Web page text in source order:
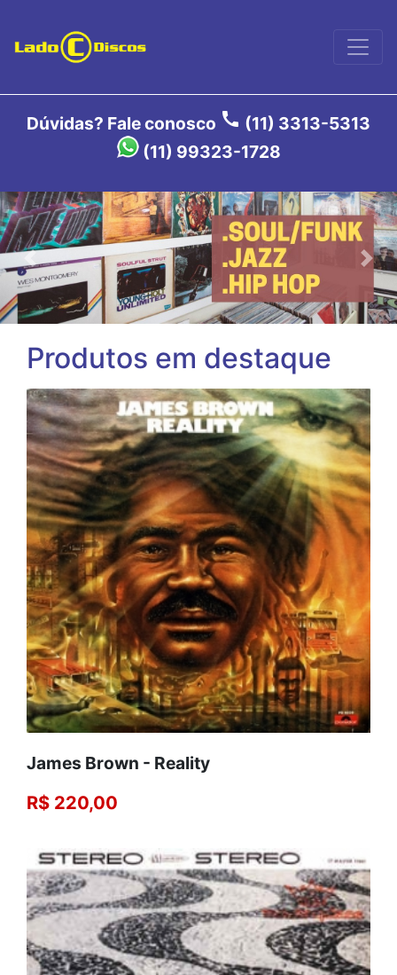
Dúvidas? Fale conosco call (11) 3313-5313
(11) 99323-1728
Previous
Produtos em destaque
James Brown - Reality
R$ 220,00